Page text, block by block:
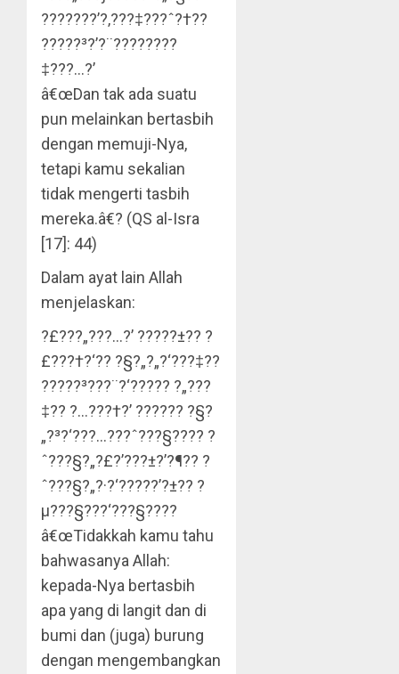
???????’?‚???‡???ˆ?†??
?????³?’?¨?????­???
‡???…?’
â€œDan tak ada suatu
pun melainkan bertasbih
dengan memuji-Nya,
tetapi kamu sekalian
tidak mengerti tasbih
mereka.â€? (QS al-Isra
[17]: 44)
Dalam ayat lain Allah
menjelaskan:
?£???„???…?’ ?????±?? ?
£???†?‘?? ?§?„?„?‘???‡??
?????³???¨?‘???­?? ?„???
‡?? ?…???†?’ ?????? ?§?
„?³?‘???…???ˆ???§???? ?
ˆ???§?„?£?’???±?’?¶?? ?
ˆ???§?„?·?‘?????’?±?? ?
µ???§???‘???§????
â€œTidakkah kamu tahu
bahwasanya Allah:
kepada-Nya bertasbih
apa yang di langit dan di
bumi dan (juga) burung
dengan mengembangkan